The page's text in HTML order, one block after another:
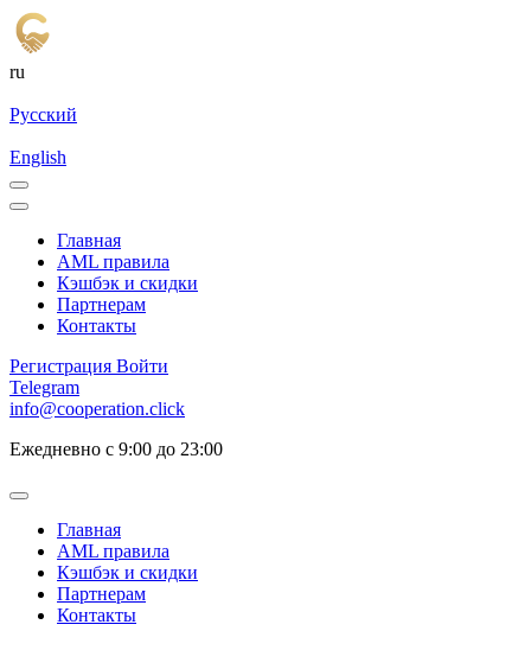
ru
Русский
English
Главная
AML правила
Кэшбэк и cкидки
Партнерам
Контакты
Регистрация Войти
Telegram
info@cooperation.click
Ежедневно с 9:00 до 23:00
Главная
AML правила
Кэшбэк и cкидки
Партнерам
Контакты